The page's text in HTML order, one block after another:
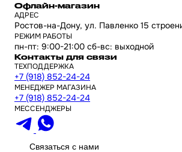
Офлайн-магазин
АДРЕС
Ростов-на-Дону, ул. Павленко 15
РЕЖИМ РАБОТЫ
пн-пт: 9:00-21:00 сб-вс: выходной
Контакты для связи
ТЕХПОДДЕРЖКА
+7 (918) 852-24-24
МЕНЕДЖЕР МАГАЗИНА
+7 (918) 852-24-24
МЕССЕНДЖЕРЫ
Связаться с нами